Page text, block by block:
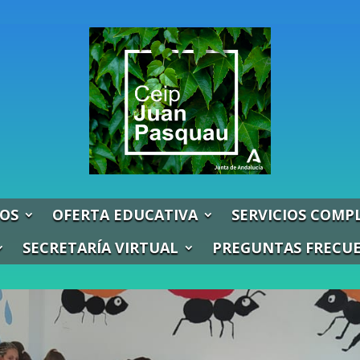
OFERTA EDUCATIVA
SERVICIOS
SECRETARÍA VIRTUAL PREGUNTAS